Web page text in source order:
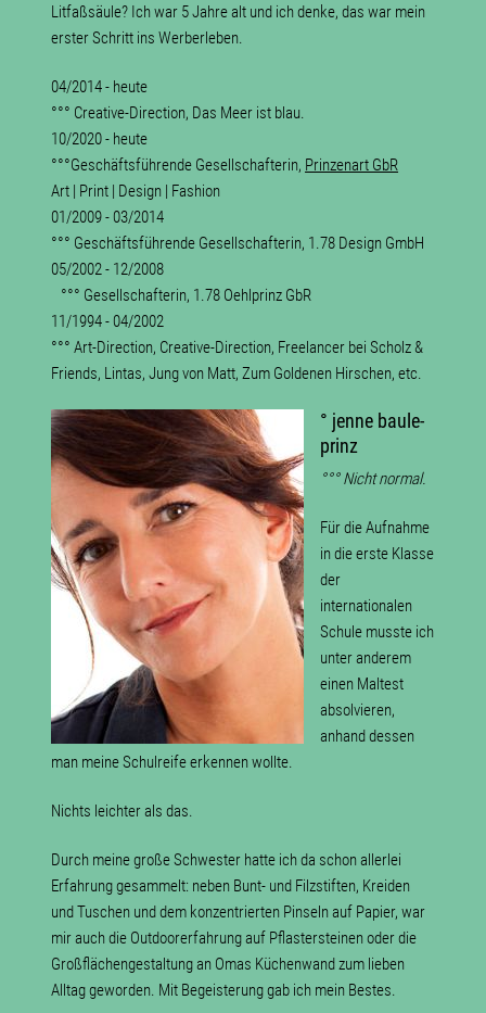
Litfaßsäule? Ich war 5 Jahre alt und ich denke, das war mein
erster Schritt ins Werberleben.
04/2014 - heute
°°° Creative-Direction, Das Meer ist blau.
10/2020 - heute
°°°Geschäftsführende Gesellschafterin, Prinzenart GbR
Art | Print | Design | Fashion
01/2009 - 03/2014
°°° Geschäftsführende Gesellschafterin, 1.78 Design GmbH
05/2002 - 12/2008
°°° Gesellschafterin, 1.78 Oehlprinz GbR
11/1994 - 04/2002
°°° Art-Direction, Creative-Direction, Freelancer bei Scholz &
Friends, Lintas, Jung von Matt, Zum Goldenen Hirschen, etc.
° jenne baule-
prinz
°°° Nicht normal.
Für die Aufnahme
in die erste Klasse
der
internationalen
Schule musste ich
unter anderem
einen Maltest
absolvieren,
anhand dessen
man meine Schulreife erkennen wollte.
Nichts leichter als das.
Durch meine große Schwester hatte ich da schon allerlei
Erfahrung gesammelt: neben Bunt- und Filzstiften, Kreiden
und Tuschen und dem konzentrierten Pinseln auf Papier, war
mir auch die Outdoorerfahrung auf Pflastersteinen oder die
Großflächengestaltung an Omas Küchenwand zum lieben
Alltag geworden. Mit Begeisterung gab ich mein Bestes.